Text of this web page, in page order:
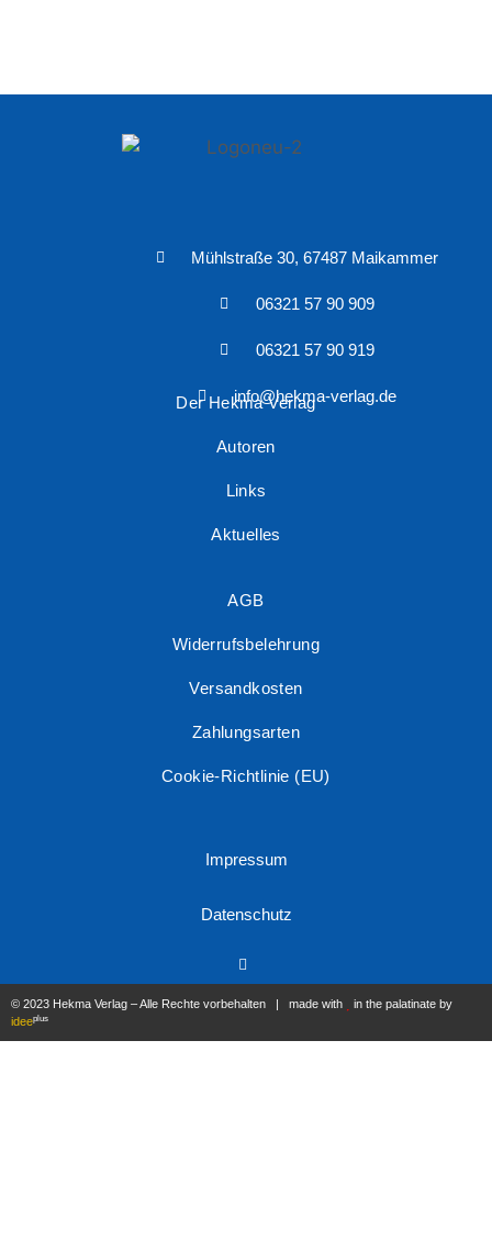
Mühlstraße 30, 67487 Maikammer
06321 57 90 909
06321 57 90 919
info@hekma-verlag.de
Der Hekma Verlag
Autoren
Links
Aktuelles
AGB
Widerrufsbelehrung
Versandkosten
Zahlungsarten
Cookie-Richtlinie (EU)
Impressum
Datenschutz
© 2023 Hekma Verlag – Alle Rechte vorbehalten | made with
in the palatinate by
ideeplus